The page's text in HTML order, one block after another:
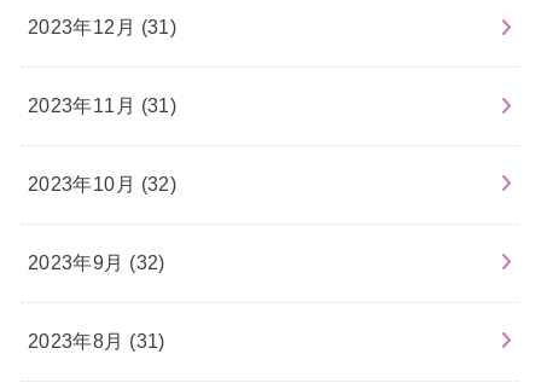
2023年12月 (31)
2023年11月 (31)
2023年10月 (32)
2023年9月 (32)
2023年8月 (31)